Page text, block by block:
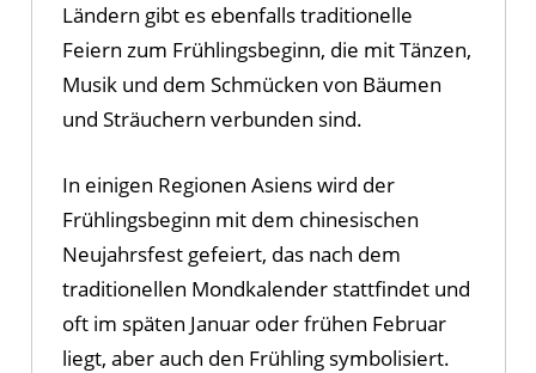
Ländern gibt es ebenfalls traditionelle
Feiern zum Frühlingsbeginn, die mit Tänzen,
Musik und dem Schmücken von Bäumen
und Sträuchern verbunden sind.
In einigen Regionen Asiens wird der
Frühlingsbeginn mit dem chinesischen
Neujahrsfest gefeiert, das nach dem
traditionellen Mondkalender stattfindet und
oft im späten Januar oder frühen Februar
liegt, aber auch den Frühling symbolisiert.